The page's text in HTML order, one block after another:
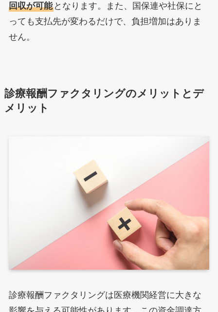
回収が可能となります。また、国保連や社保にと
っても支払先が変わるだけで、負担増加はありま
せん。
診療報酬ファクタリングのメリットとデ
メリット
診療報酬ファクタリングは医療機関経営に大きな